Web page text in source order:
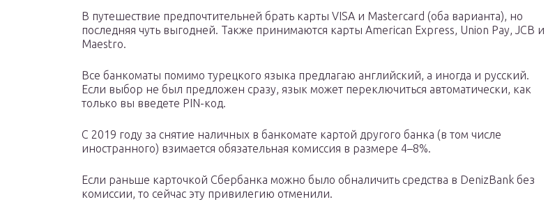
В путешествие предпочтительней брать карты VISA и Mastercard (оба варианта), но
последняя чуть выгодней. Также принимаются карты American Express, Union Pay, JCB и
Maestro.
Все банкоматы помимо турецкого языка предлагаю английский, а иногда и русский.
Если выбор не был предложен сразу, язык может переключиться автоматически, как
только вы введете PIN-код.
С 2019 году за снятие наличных в банкомате картой другого банка (в том числе
иностранного) взимается обязательная комиссия в размере 4–8%.
Если раньше карточкой Сбербанка можно было обналичить средства в DenizBank без
комиссии, то сейчас эту привилегию отменили.